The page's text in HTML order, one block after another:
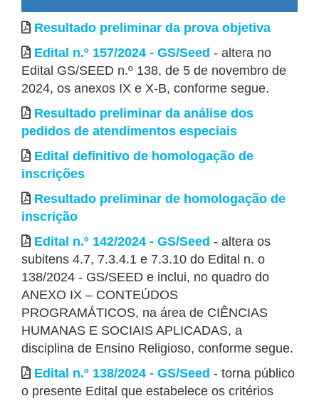
Resultado preliminar da prova objetiva
Edital n.º 157/2024 - GS/Seed - altera no
Edital GS/SEED n.º 138, de 5 de novembro de
2024, os anexos IX e X-B, conforme segue.
Resultado preliminar da análise dos
pedidos de atendimentos especiais
Edital definitivo de homologação de
inscrições
Resultado preliminar de homologação de
inscrição
Edital n.º 142/2024 - GS/Seed - altera os
subitens 4.7, 7.3.4.1 e 7.3.10 do Edital n. o
138/2024 - GS/SEED e inclui, no quadro do
ANEXO IX – CONTEÚDOS
PROGRAMÁTICOS, na área de CIÊNCIAS
HUMANAS E SOCIAIS APLICADAS, a
disciplina de Ensino Religioso, conforme segue.
Edital n.º 138/2024 - GS/Seed - torna público
o presente Edital que estabelece os critérios